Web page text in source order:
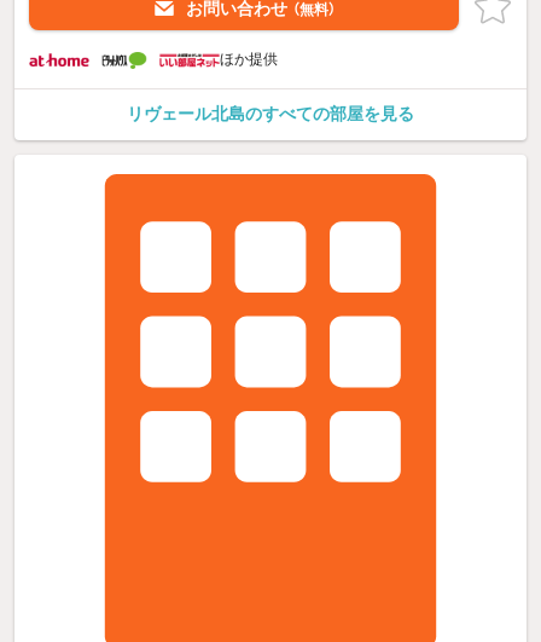
お問い合わせ （無料）
ほか提供
リヴェール北島のすべての部屋を見る